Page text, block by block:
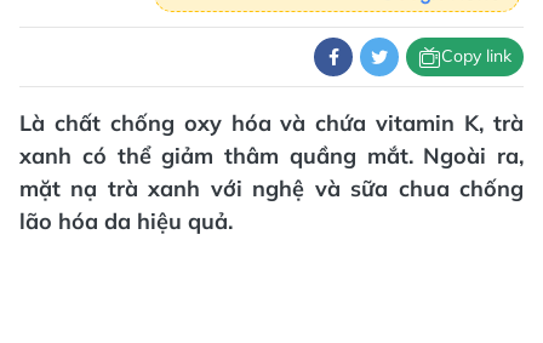
Copy link
Là chất chống oxy hóa và chứa vitamin K, trà
xanh có thể giảm thâm quầng mắt. Ngoài ra,
mặt nạ trà xanh với nghệ và sữa chua chống
lão hóa da hiệu quả.